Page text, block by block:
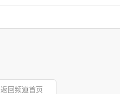
返回频道首页